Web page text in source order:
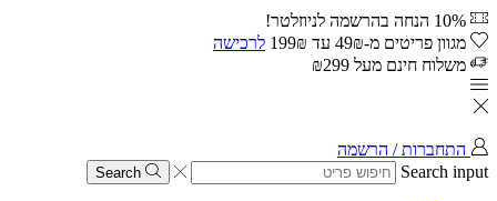
10% הנחה בהרשמה לניוזלטר!
מגוון פריטים מ-49₪ עד 199₪
לרכישה
משלוח חינם מעל ₪299
התחברות / הרשמה
Search input
Search